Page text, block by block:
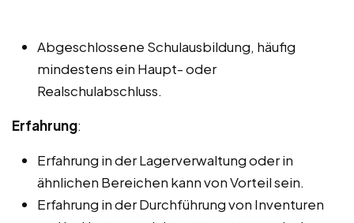
Abgeschlossene Schulausbildung, häufig
mindestens ein Haupt- oder
Realschulabschluss.
Erfahrung:
Erfahrung in der Lagerverwaltung oder in
ähnlichen Bereichen kann von Vorteil sein.
Erfahrung in der Durchführung von Inventuren